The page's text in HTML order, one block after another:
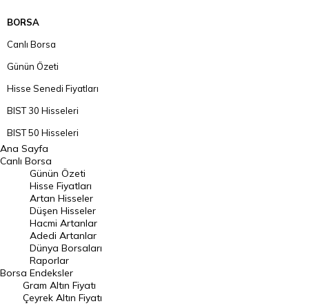
BORSA
Canlı Borsa
Günün Özeti
Hisse Senedi Fiyatları
BIST 30 Hisseleri
BIST 50 Hisseleri
BIST 100 Hisseleri
En Çok Artan Hisseler
En Çok Düşen Hisseler
Hacmi Artanlar
Geçmiş Kapanışlar
Dünya Borsaları
Raporlar
Ana Sayfa
Canlı Borsa
Borsa
Günün Özeti
Hisse Fiyatları
Artan Hisseler
Düşen Hisseler
Hacmi Artanlar
Adedi Artanlar
Dünya Borsaları
Raporlar
Endeksler
Gram Altın Fiyatı
Çeyrek Altın Fiyatı